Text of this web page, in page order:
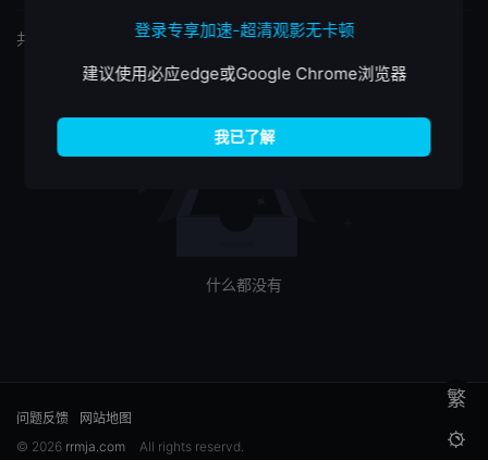
共
什么都没有
繁

问题反馈
网站地图
© 2026 rrmja.com All rights reservd.
登录专享加速-超清观影无卡顿
建议使用必应edge或Google Chrome浏览器